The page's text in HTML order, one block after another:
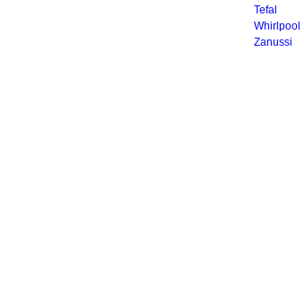
Tefal
Whirlpool
Zanussi